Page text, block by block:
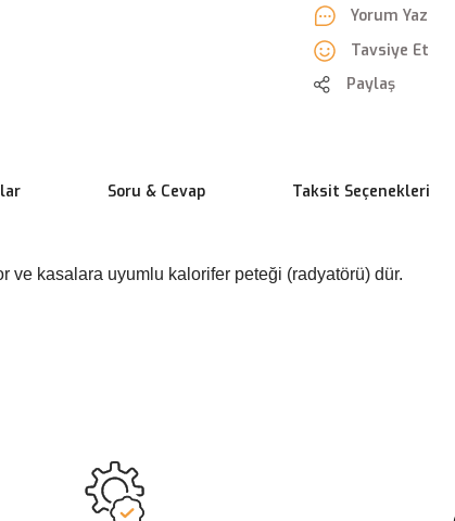
Yorum Yaz
Tavsiye Et
Paylaş
Soru & Cevap Taksit Seçenekleri
ve kasalara uyumlu kalorifer peteği (radyatörü) dür.